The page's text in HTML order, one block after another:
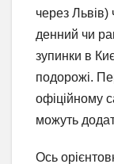
через
денний чи
зупинки в
подорожі.
офіційному
можуть
Ось